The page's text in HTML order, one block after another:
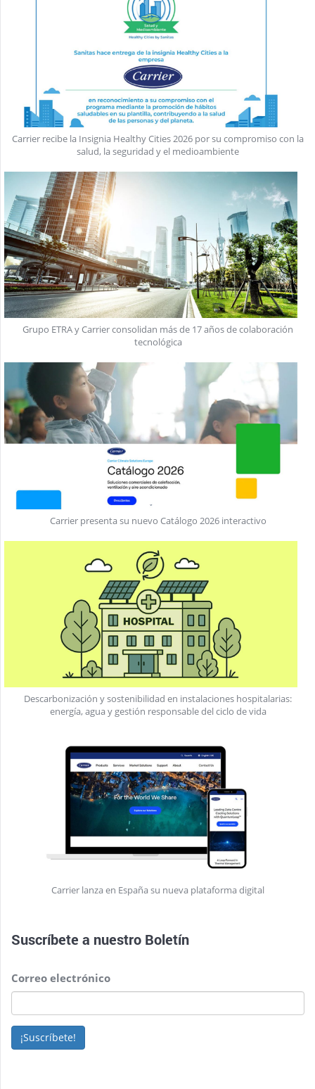
Carrier recibe la Insignia Healthy Cities 2026 por su compromiso con la
salud, la seguridad y el medioambiente
Grupo ETRA y Carrier consolidan más de 17 años de colaboración
tecnológica
Carrier presenta su nuevo Catálogo 2026 interactivo
Descarbonización y sostenibilidad en instalaciones hospitalarias:
energía, agua y gestión responsable del ciclo de vida
Carrier lanza en España su nueva plataforma digital
Suscríbete a nuestro Boletín
Correo electrónico
¡Suscríbete!